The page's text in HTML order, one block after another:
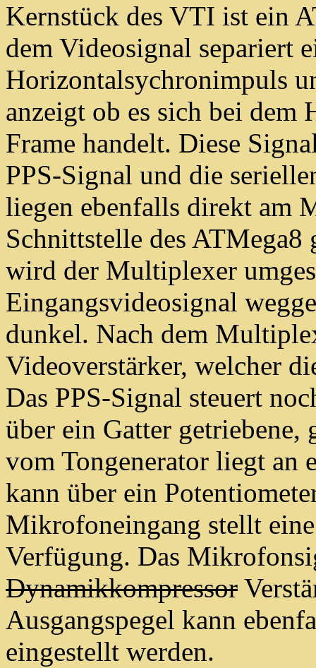
Kernstück des VTI ist ein
dem Videosignal
Horizontalsychronimpuls
anzeigt ob es sich bei
Frame handelt. Diese
PPS-Signal und die
liegen ebenfalls direkt am
Schnittstelle des ATMega8
wird der Multiplexer
Eingangsvideosignal
dunkel. Nach dem
Videoverstärker, welcher
Das PPS-Signal steuert
über ein Gatter
vom Tongenerator liegt an
kann über ein
Mikrofoneingang stellt
Verfügung. Das
Dynamikkompressor
Ausgangspegel kann
eingestellt werden.